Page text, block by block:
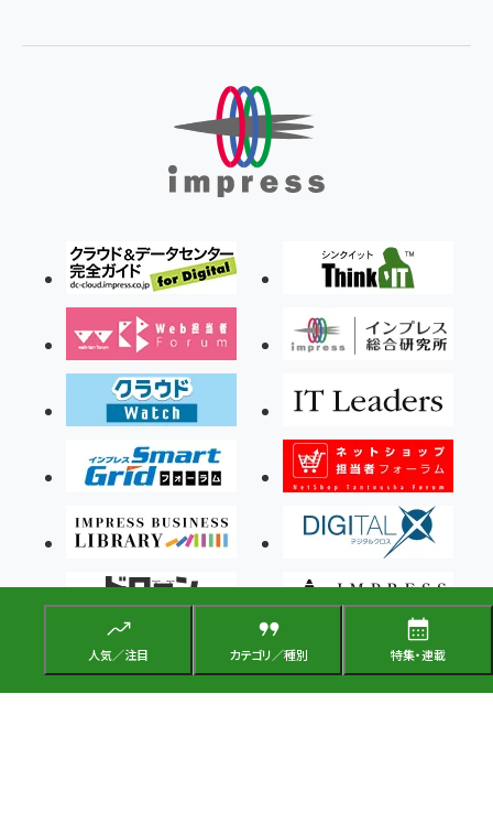
人気／注目 カテゴリ／種別 特集・連載